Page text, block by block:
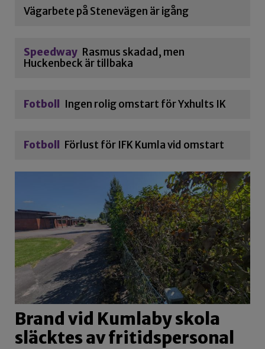
Vägarbete på Stenevägen är igång
Speedway Rasmus skadad, men
Huckenbeck är tillbaka
Fotboll Ingen rolig omstart för Yxhults IK
Fotboll Förlust för IFK Kumla vid omstart
Brand vid Kumlaby skola
släcktes av fritidspersonal